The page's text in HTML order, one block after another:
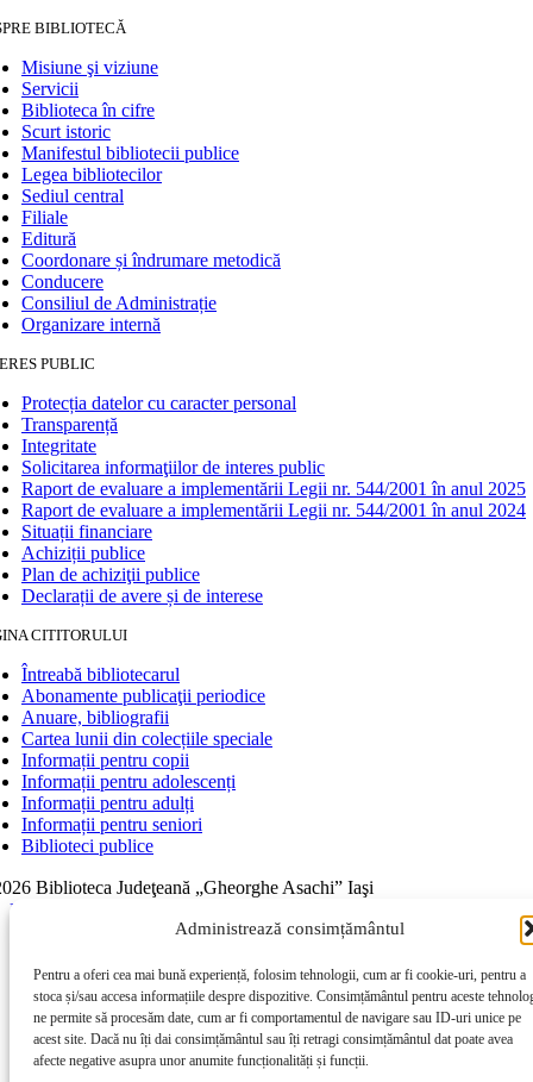
Administrează consimțământul
Pentru a oferi cea mai bună experiență, folosim tehnologii, cum ar fi cookie-uri, pentru a
stoca și/sau accesa informațiile despre dispozitive. Consimțământul pentru aceste
ne permite să procesăm date, cum ar fi comportamentul de navigare sau ID-uri unice pe
acest site. Dacă nu îți dai consimțământul sau îți retragi consimțământul dat poate avea
afecte negative asupra unor anumite funcționalități și funcții.
BIBLIOTECĂ
Misiune şi viziune
Servicii
Biblioteca în cifre
Scurt istoric
Manifestul bibliotecii publice
Legea bibliotecilor
Sediul central
Filiale
Editură
Coordonare și îndrumare metodică
Conducere
Consiliul de Administrație
Organizare internă
PUBLIC
Protecția datelor cu caracter personal
Transparență
Integritate
Solicitarea informaţiilor de interes public
Raport de evaluare a implementării Legii nr. 544/2001 în anul 2025
Raport de evaluare a implementării Legii nr. 544/2001 în anul 2024
Situații financiare
Achiziții publice
Plan de achiziţii publice
Declarații de avere și de interese
CITITORULUI
Întreabă bibliotecarul
Abonamente publicaţii periodice
Anuare, bibliografii
Cartea lunii din colecțiile speciale
Informații pentru copii
Informații pentru adolescenți
Informații pentru adulți
Informații pentru seniori
Biblioteci publice
Biblioteca Judeţeană „Gheorghe Asachi” Iaşi
Page load link